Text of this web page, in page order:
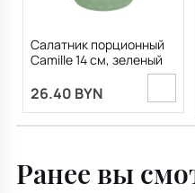
Салатник порционный
Camille 14 см, зеленый
26.40 BYN
Ранее вы